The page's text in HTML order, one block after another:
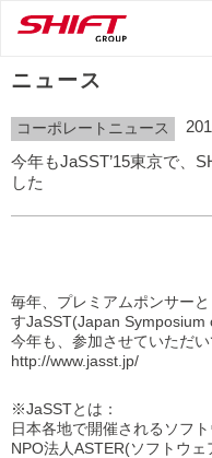
ニュース
コーポレートニュース
今年もJaSST’15東京で、
した
毎年、プレミアムポンサー
すJaSST(Japan Symposium
今年も、参加させていただい
http://www.jasst.jp/
※JaSSTとは：
日本各地で開催されるソフ
NPO法人ASTER(ソフトウ